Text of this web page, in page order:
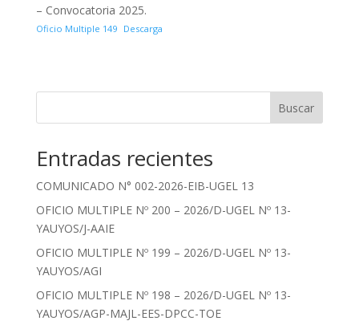
– Convocatoria 2025.
Oficio Multiple 149 Descarga
Buscar
Entradas recientes
COMUNICADO N° 002-2026-EIB-UGEL 13
OFICIO MULTIPLE Nº 200 – 2026/D-UGEL Nº 13-
YAUYOS/J-AAIE
OFICIO MULTIPLE Nº 199 – 2026/D-UGEL Nº 13-
YAUYOS/AGI
OFICIO MULTIPLE Nº 198 – 2026/D-UGEL Nº 13-
YAUYOS/AGP-MAJL-EES-DPCC-TOE